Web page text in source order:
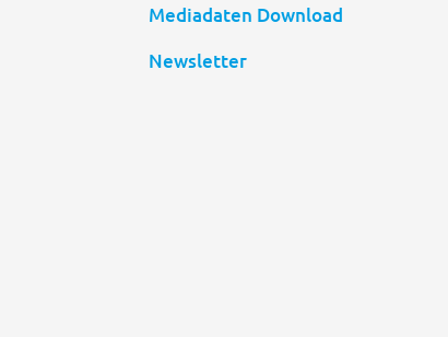
Mediadaten Download
Newsletter